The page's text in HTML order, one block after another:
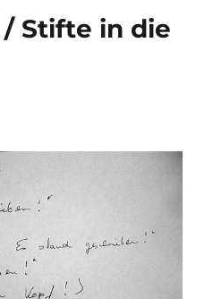
Stifte in die